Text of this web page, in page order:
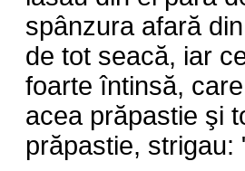
spânzura afară
de tot seacă, iar
foarte întinsă,
acea prăpastie şi
prăpastie, strigau: